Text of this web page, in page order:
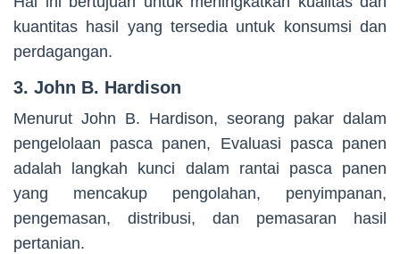
kuantitas hasil yang tersedia untuk konsumsi dan
perdagangan.
3. John B. Hardison
Menurut John B. Hardison, seorang pakar dalam
pengelolaan pasca panen, Evaluasi pasca panen
adalah langkah kunci dalam rantai pasca panen
yang mencakup pengolahan, penyimpanan,
pengemasan, distribusi, dan pemasaran hasil
pertanian.